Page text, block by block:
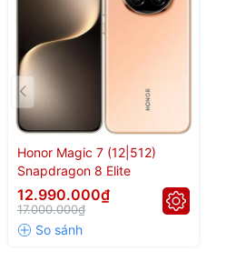
Honor Magic 7 (12|512)
Snapdragon 8 Elite
12.990.000₫
17.000.000₫